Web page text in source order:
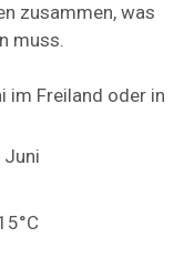
zusammen, was
muss.
im Freiland oder in
Juni